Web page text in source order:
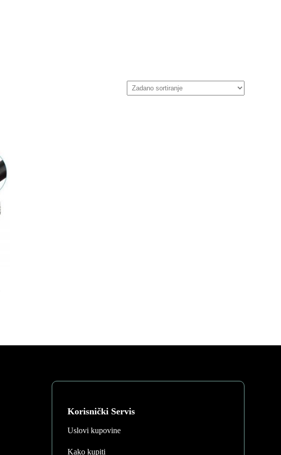
Korisnički Servis
Uslovi kupovine
Kako kupiti